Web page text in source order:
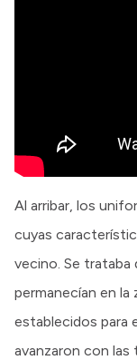
Al arribar, los
cuyas
vecino. Se trataba
permanecían en
establecidos para
avanzaron con